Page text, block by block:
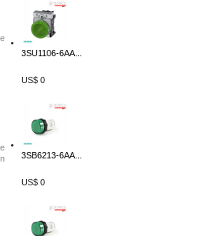
3SU1106-6AA...
US$ 0
3SB6213-6AA...
US$ 0